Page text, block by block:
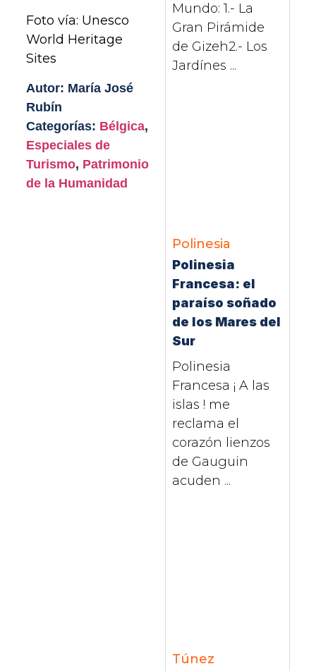
Foto vía: Unesco
World Heritage
Sites
Autor: María José
Rubín
Categorías: Bélgica,
Especiales de
Turismo, Patrimonio
de la Humanidad
Mundo: 1.- La
Gran Pirámide
de Gizeh2.- Los
Jardínes ...
Polinesia
Polinesia
Francesa: el
paraíso soñado
de los Mares del
Sur
Polinesia
Francesa ¡ A las
islas ! me
reclama el
corazón lienzos
de Gauguin
acuden ...
Túnez